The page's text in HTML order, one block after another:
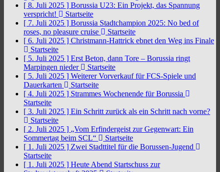
[ 8. Juli 2025 ] Borussia U23: Ein Projekt, das Spannung
verspricht!
Startseite
[ 7. Juli 2025 ] Borussia Stadtchampion 2025: No bed of
roses, no pleasure cruise
Startseite
[ 6. Juli 2025 ] Christmann-Hattrick ebnet den Weg ins Finale
Startseite
[ 5. Juli 2025 ] Erst Beton, dann Tore – Borussia ringt
Marpingen nieder
Startseite
[ 5. Juli 2025 ] Weiterer Vorverkauf für FCS-Spiele und
Dauerkarten
Startseite
[ 4. Juli 2025 ] Strammes Wochenende für Borussia
Startseite
[ 3. Juli 2025 ] Ein Schritt zurück als ein Schritt nach vorne?
Startseite
[ 2. Juli 2025 ] „Vom Erfindergeist zur Gegenwart: Ein
Sommertag beim SCL“
Startseite
[ 1. Juli 2025 ] Zwei Stadttitel für die Borussen-Jugend
Startseite
[ 1. Juli 2025 ] Heute Abend Startschuss zur